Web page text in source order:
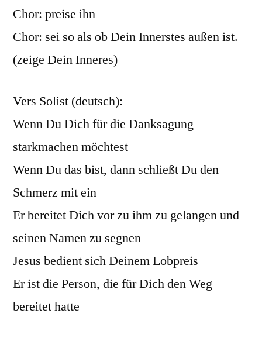
Chor: preise ihn
Chor: sei so als ob Dein Innerstes außen ist.
(zeige Dein Inneres)
Vers Solist (deutsch):
Wenn Du Dich für die Danksagung
starkmachen möchtest
Wenn Du das bist, dann schließt Du den
Schmerz mit ein
Er bereitet Dich vor zu ihm zu gelangen und
seinen Namen zu segnen
Jesus bedient sich Deinem Lobpreis
Er ist die Person, die für Dich den Weg
bereitet hatte